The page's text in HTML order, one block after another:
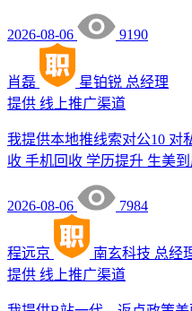
2026-08-06 9190
肖磊 星铂锐 总经理
提供 线上推广渠道
我提供本地推线索对公10 对
收 手机回收 学历提升 生美
2026-08-06 7984
程远京 南玄科技 总经
提供 线上推广渠道